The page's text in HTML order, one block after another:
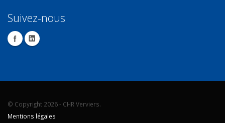
Suivez-nous
© Copyright 2026 - CHR Verviers.
Mentions légales